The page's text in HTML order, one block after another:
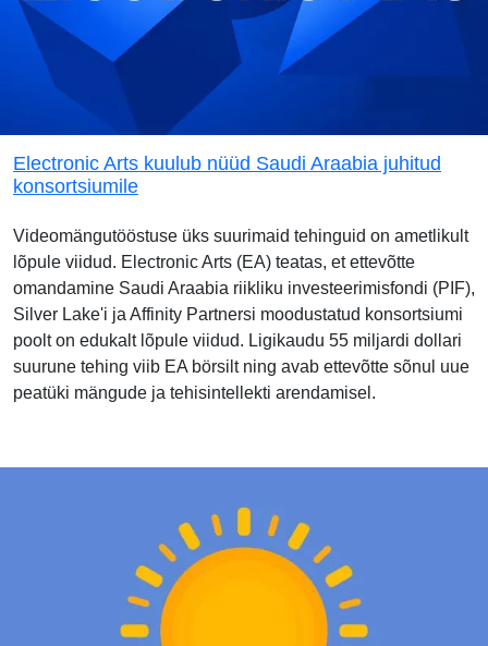
Electronic Arts kuulub nüüd Saudi Araabia juhitud
konsortsiumile
Videomängutööstuse üks suurimaid tehinguid on ametlikult
lõpule viidud. Electronic Arts (EA) teatas, et ettevõtte
omandamine Saudi Araabia riikliku investeerimisfondi (PIF),
Silver Lake'i ja Affinity Partnersi moodustatud konsortsiumi
poolt on edukalt lõpule viidud. Ligikaudu 55 miljardi dollari
suurune tehing viib EA börsilt ning avab ettevõtte sõnul uue
peatüki mängude ja tehisintellekti arendamisel.